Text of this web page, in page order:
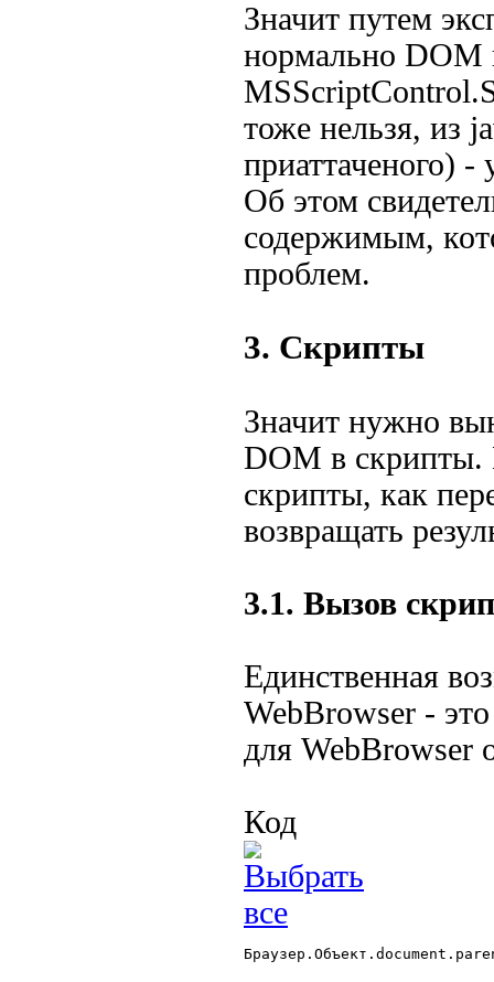
Значит путем
нормально DOM
тоже нельзя, из
приаттаченого) -
Об этом
содержимым,
проблем.
3. Скрипты
Значит нужно
DOM в скрипты.
скрипты, как
возвращать
3.1. Вызов
Единственная
WebBrowser -
для WebBrowser
Код